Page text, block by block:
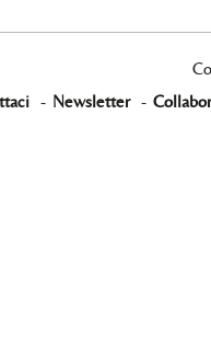
- Newsletter -